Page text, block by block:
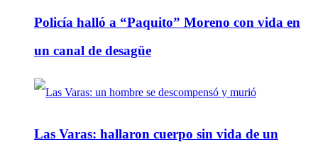
Policía halló a “Paquito” Moreno con vida en
un canal de desagüe
Las Varas: hallaron cuerpo sin vida de un